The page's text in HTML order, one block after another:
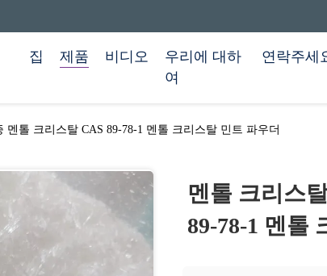
집 제품 비디오
우리에 대하
여
연락주세
멘톨 크리스탈 CAS 89-78-1 멘톨 크리스탈 민트 파우더
멘톨 크리스
89-78-1 멘톨